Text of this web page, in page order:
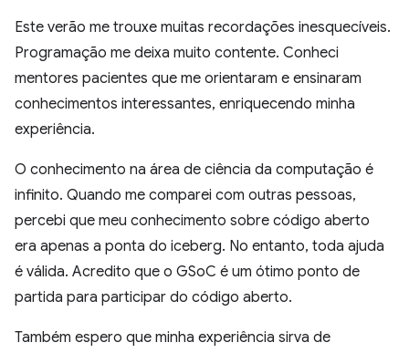
Este verão me trouxe muitas recordações inesquecíveis.
Programação me deixa muito contente. Conheci
mentores pacientes que me orientaram e ensinaram
conhecimentos interessantes, enriquecendo minha
experiência.
O conhecimento na área de ciência da computação é
infinito. Quando me comparei com outras pessoas,
percebi que meu conhecimento sobre código aberto
era apenas a ponta do iceberg. No entanto, toda ajuda
é válida. Acredito que o GSoC é um ótimo ponto de
partida para participar do código aberto.
Também espero que minha experiência sirva de